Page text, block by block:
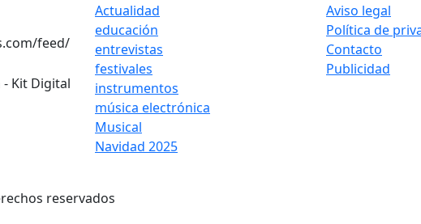
feed/
Actualidad
educación
entrevistas
festivales
instrumentos
música electrónica
Musical
Navidad 2025
Aviso legal
Política de
Contacto
Publicidad
reservados